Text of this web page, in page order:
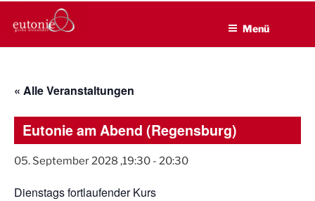
Inhalt
EUTONIE.DE
Lebensbalance durch körperliche Selbsterfahrung
Menü
« Alle Veranstaltungen
Eutonie am Abend (Regensburg)
05. September 2028 ,19:30 - 20:30
Dienstags fortlaufender Kurs